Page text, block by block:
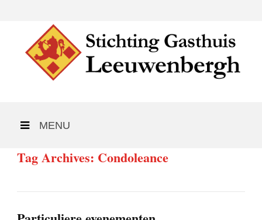
MENU
Tag Archives: Condoleance